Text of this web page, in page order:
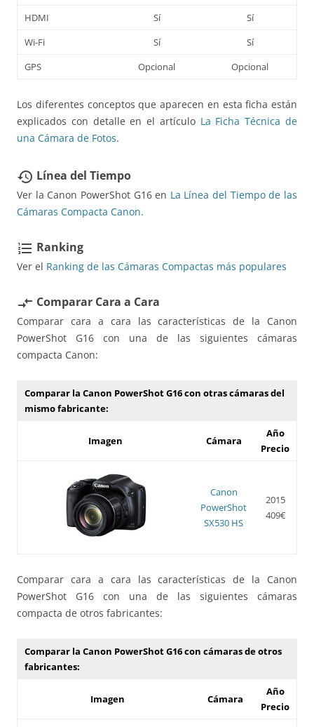
HDMI
Sí
Sí
Wi-Fi
Sí
Sí
GPS
Opcional Opcional
Los diferentes conceptos que aparecen en esta ficha están
explicados con detalle en el artículo La Ficha Técnica de
una Cámara de Fotos.
restore Línea del Tiempo
Ver la Canon PowerShot G16 en La Línea del Tiempo de las
Cámaras Compacta Canon.
format_list_numbered Ranking
Ver el Ranking de las Cámaras Compactas más populares
compare_arrows Comparar Cara a Cara
Comparar cara a cara las características de la Canon
PowerShot G16 con una de las siguientes cámaras
compacta Canon:
Comparar la Canon PowerShot G16 con otras cámaras del
mismo fabricante:
Imagen Cámara
Año
Precio
Canon
PowerShot
SX530 HS
2015
409€
Comparar cara a cara las características de la Canon
PowerShot G16 con una de las siguientes cámaras
compacta de otros fabricantes:
Comparar la Canon PowerShot G16 con cámaras de otros
fabricantes:
Imagen Cámara
Año
Precio